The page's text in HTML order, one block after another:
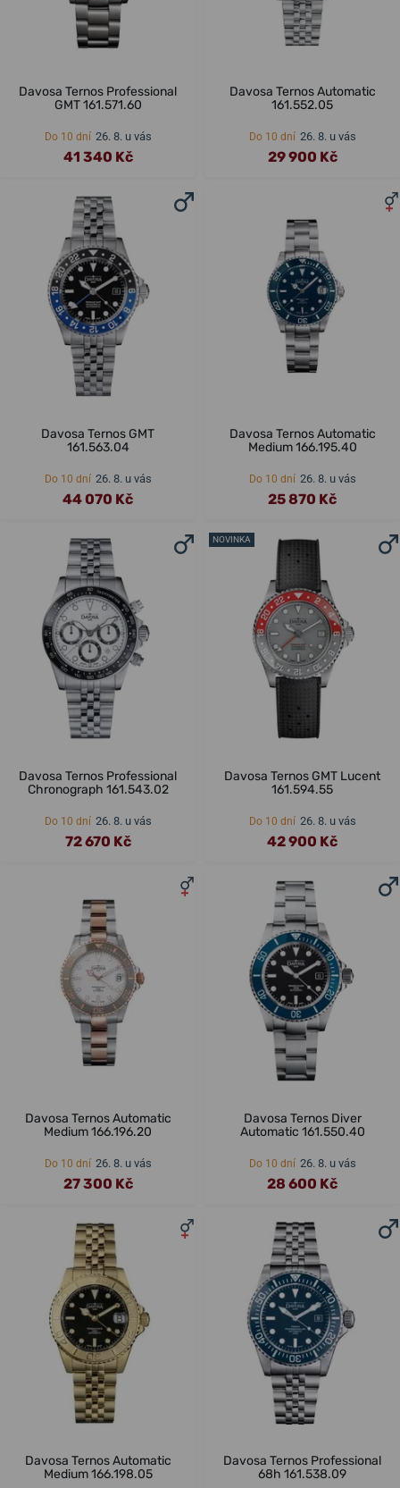
Davosa Ternos Professional
GMT 161.571.60
Do 10 dní 26. 8. u vás
41 340 Kč
Davosa Ternos Automatic
161.552.05
Do 10 dní 26. 8. u vás
29 900 Kč
Davosa Ternos GMT
161.563.04
Do 10 dní 26. 8. u vás
44 070 Kč
Davosa Ternos Automatic
Medium 166.195.40
Do 10 dní 26. 8. u vás
25 870 Kč
Davosa Ternos Professional
Chronograph 161.543.02
Do 10 dní 26. 8. u vás
72 670 Kč
NOVINKA
Davosa Ternos GMT Lucent
161.594.55
Do 10 dní 26. 8. u vás
42 900 Kč
Davosa Ternos Automatic
Medium 166.196.20
Do 10 dní 26. 8. u vás
27 300 Kč
Davosa Ternos Diver
Automatic 161.550.40
Do 10 dní 26. 8. u vás
28 600 Kč
Davosa Ternos Automatic
Medium 166.198.05
Davosa Ternos Professional
68h 161.538.09